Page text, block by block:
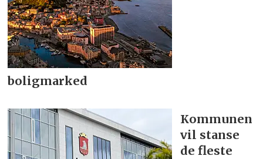
boligmarked
Kommunen
vil stanse
de fleste